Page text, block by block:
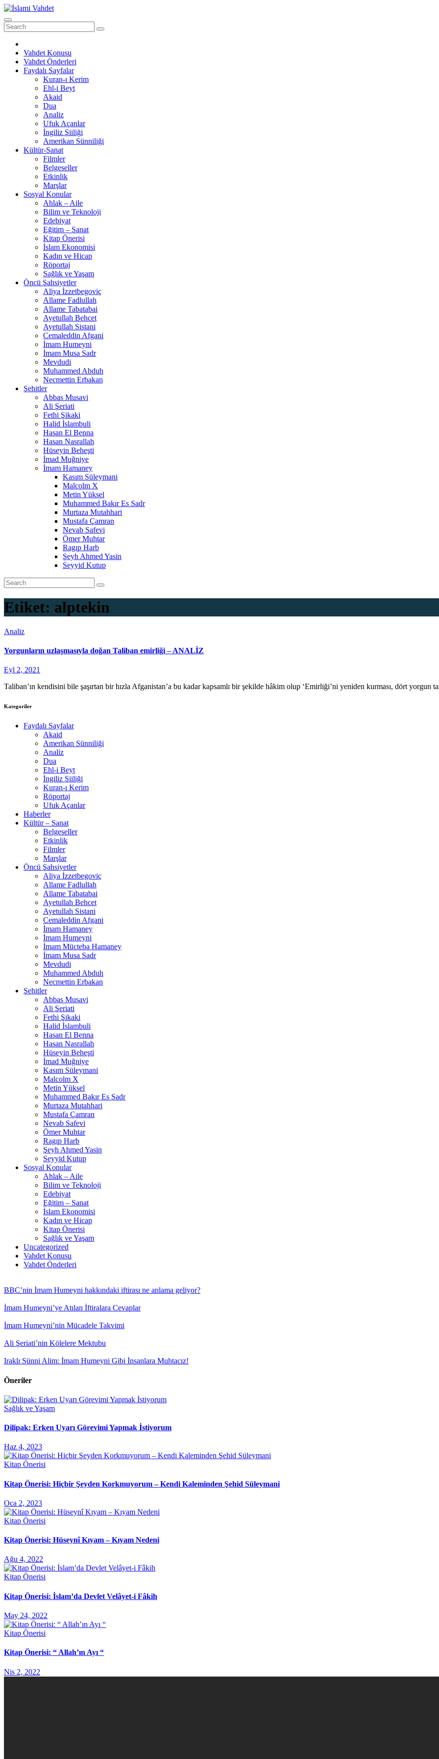
Skip
to
content
Vahdet Konusu
Vahdet Önderleri
Faydalı Sayfalar
Kuran-ı Kerim
Ehl-i Beyt
Akaid
Dua
Analiz
Ufuk Açanlar
İngiliz Şiiliği
Amerikan Sünniliği
Kültür-Sanat
Filmler
Belgeseller
Etkinlik
Marşlar
Sosyal Konular
Ahlak – Aile
Bilim ve Teknoloji
Edebiyat
Eğitim – Sanat
Kitap Önerisi
İslam Ekonomisi
Kadın ve Hicap
Röportaj
Sağlık ve Yaşam
Öncü Şahsiyetler
Aliya İzzetbegoviç
Allame Fadlullah
Allame Tabatabai
Ayetullah Behcet
Ayetullah Sistani
Cemaleddin Afgani
İmam Humeyni
İmam Musa Sadr
Mevdudi
Muhammed Abduh
Necmettin Erbakan
Şehitler
Abbas Musavi
Ali Şeriati
Fethi Şikaki
Halid İslambuli
Hasan El Benna
Hasan Nasrallah
Hüseyin Beheşti
İmad Muğniye
İmam Hamaney
Kasım Süleymani
Malcolm X
Metin Yüksel
Muhammed Bakır Es Sadr
Murtaza Mutahhari
Mustafa Çamran
Nevab Safevi
Ömer Muhtar
Ragıp Harb
Şeyh Ahmed Yasin
Seyyid Kutup
Etiket: alptekin
Analiz
Yorgunların uzlaşmasıyla doğan Taliban emirliği – ANALİZ
Eyl 2, 2021
Taliban’ın kendisini bile şaşırtan bir hızla Afganistan’a bu kadar kapsamlı bir şekilde hâkim olup ‘Emirliği’ni yeniden kurması, dört yorgun
Kategoriler
Faydalı Sayfalar
Akaid
Amerikan Sünniliği
Analiz
Dua
Ehl-i Beyt
İngiliz Şiiliği
Kuran-ı Kerim
Röportaj
Ufuk Açanlar
Haberler
Kültür – Sanat
Belgeseller
Etkinlik
Filmler
Marşlar
Öncü Şahsiyetler
Aliya İzzetbegoviç
Allame Fadlullah
Allame Tabatabai
Ayetullah Behcet
Ayetullah Sistani
Cemaleddin Afgani
İmam Hamaney
İmam Humeyni
İmam Mücteba Hamaney
İmam Musa Sadr
Mevdudi
Muhammed Abduh
Necmettin Erbakan
Şehitler
Abbas Musavi
Ali Şeriati
Fethi Şikaki
Halid İslambuli
Hasan El Benna
Hasan Nasrallah
Hüseyin Beheşti
İmad Muğniye
Kasım Süleymani
Malcolm X
Metin Yüksel
Muhammed Bakır Es Sadr
Murtaza Mutahhari
Mustafa Çamran
Nevab Safevi
Ömer Muhtar
Ragıp Harb
Şeyh Ahmed Yasin
Seyyid Kutup
Sosyal Konular
Ahlak – Aile
Bilim ve Teknoloji
Edebiyat
Eğitim – Sanat
İslam Ekonomisi
Kadın ve Hicap
Kitap Önerisi
Sağlık ve Yaşam
Uncategorized
Vahdet Konusu
Vahdet Önderleri
BBC’nin İmam Humeyni hakkındaki iftirası ne anlama geliyor?
İmam Humeyni’ye Atılan İftiralara Cevaplar
İmam Humeyni’nin Mücadele Takvimi
Ali Şeriati’nin Kölelere Mektubu
Iraklı Sünni Alim: İmam Humeyni Gibi İnsanlara Muhtacız!
Öneriler
Sağlık ve Yaşam
Dilipak: Erken Uyarı Görevimi Yapmak İstiyorum
Haz 4, 2023
Kitap Önerisi
Kitap Önerisi: Hiçbir Şeyden Korkmuyorum – Kendi Kaleminden Şehid Süleymani
Oca 2, 2023
Kitap Önerisi
Kitap Önerisi: Hüseynî Kıyam – Kıyam Nedeni
Ağu 4, 2022
Kitap Önerisi
Kitap Önerisi: İslam’da Devlet Velâyet-i Fâkih
May 24, 2022
Kitap Önerisi
Kitap Önerisi: “ Allah’ın Ayı “
Nis 2, 2022